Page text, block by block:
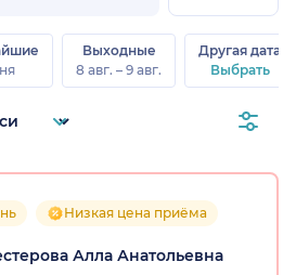
Выходные
8 авг. – 9 авг.
Другая дата
Выбрать
Низкая цена приёма
Алла Анатольевна